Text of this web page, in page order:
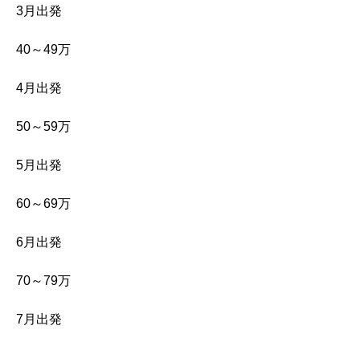
3月出発
40～49万
4月出発
50～59万
5月出発
60～69万
6月出発
70～79万
7月出発